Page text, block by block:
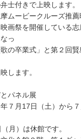
きで上映します。
ビークルーズ推薦映
開催している志摩
っ
式」と第２回賢島
ます。
パネル展
17日（土）から７
休館です。